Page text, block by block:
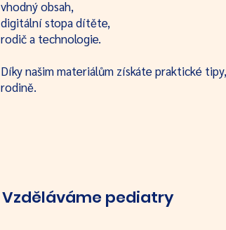
vhodný obsah,
digitální stopa dítěte,
rodič a technologie.
Díky našim materiálům získáte praktické
rodině.
Vzděláváme pediatry